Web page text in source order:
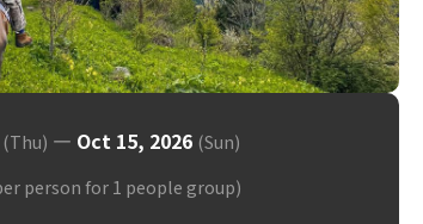
(Thu) — Oct 15, 2026 (Sun)
person for 1 people group)